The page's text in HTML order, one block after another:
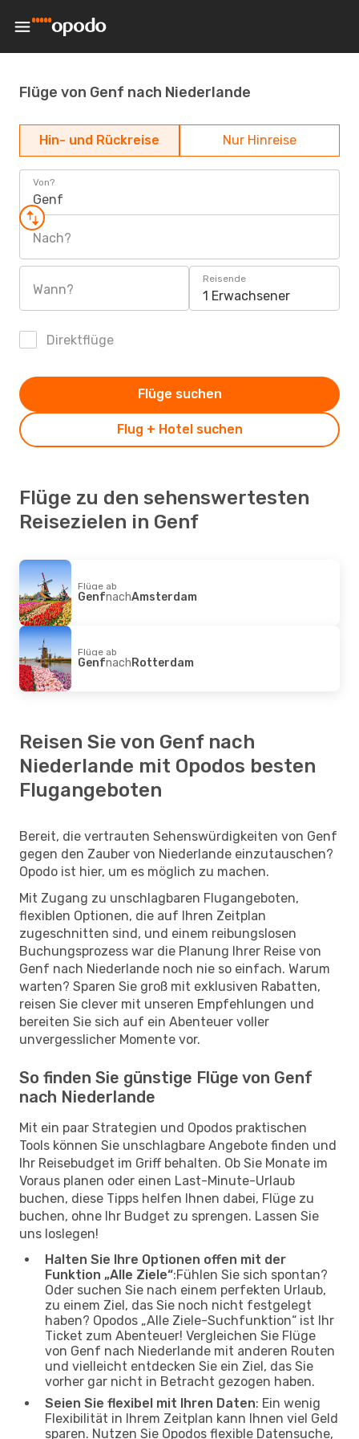
Flüge von Genf nach Niederlande
Hin- und Rückreise Nur Hinreise
Von?
Genf
Nach?
Wann?
Reisende
1 Erwachsener
Direktflüge
Flug + Hotel suchen
Flüge suchen
Flüge zu den sehenswertesten
Reisezielen in Genf
Flüge ab
GenfnachAmsterdam
Flüge ab
GenfnachRotterdam
Reisen Sie von Genf nach
Niederlande mit Opodos besten
Flugangeboten
Bereit, die vertrauten Sehenswürdigkeiten von Genf
gegen den Zauber von Niederlande einzutauschen?
Opodo ist hier, um es möglich zu machen.
Mit Zugang zu unschlagbaren Flugangeboten,
flexiblen Optionen, die auf Ihren Zeitplan
zugeschnitten sind, und einem reibungslosen
Buchungsprozess war die Planung Ihrer Reise von
Genf nach Niederlande noch nie so einfach. Warum
warten? Sparen Sie groß mit exklusiven Rabatten,
reisen Sie clever mit unseren Empfehlungen und
bereiten Sie sich auf ein Abenteuer voller
unvergesslicher Momente vor.
So finden Sie günstige Flüge von Genf
nach Niederlande
Mit ein paar Strategien und Opodos praktischen
Tools können Sie unschlagbare Angebote finden und
Ihr Reisebudget im Griff behalten. Ob Sie Monate im
Voraus planen oder einen Last-Minute-Urlaub
buchen, diese Tipps helfen Ihnen dabei, Flüge zu
buchen, ohne Ihr Budget zu sprengen. Lassen Sie
uns loslegen!
Halten Sie Ihre Optionen offen mit der
Funktion „Alle Ziele“:Fühlen Sie sich spontan?
Oder suchen Sie nach einem perfekten Urlaub,
zu einem Ziel, das Sie noch nicht festgelegt
haben? Opodos „Alle Ziele-Suchfunktion“ ist Ihr
Ticket zum Abenteuer! Vergleichen Sie Flüge
von Genf nach Niederlande mit anderen Routen
und vielleicht entdecken Sie ein Ziel, das Sie
vorher gar nicht in Betracht gezogen haben.
Seien Sie flexibel mit Ihren Daten: Ein wenig
Flexibilität in Ihrem Zeitplan kann Ihnen viel Geld
sparen. Nutzen Sie Opodos flexible Datensuche,